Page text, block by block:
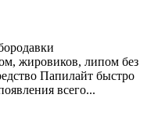
жировиков, липом без
Папилайт быстро
всего...